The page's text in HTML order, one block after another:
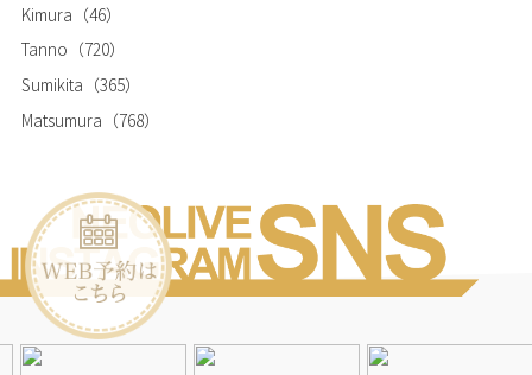
Kimura （46）
Tanno （720）
Sumikita （365）
Matsumura （768）